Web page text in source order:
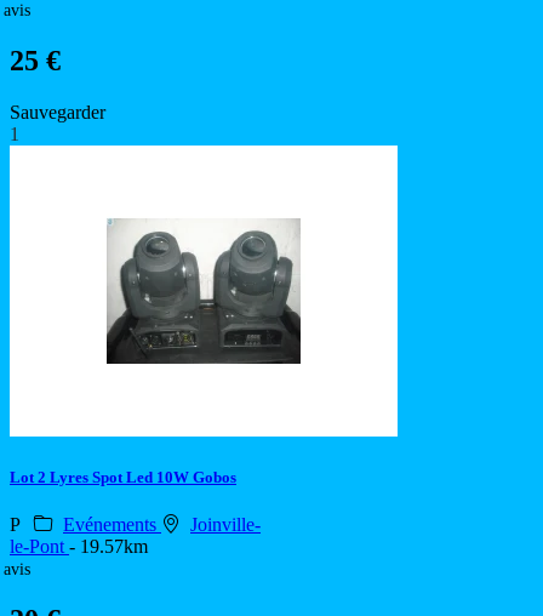
avis
25 €
Sauvegarder
1
Lot 2 Lyres Spot Led 10W Gobos
P Evénements
Joinville-
le-Pont - 19.57km
avis